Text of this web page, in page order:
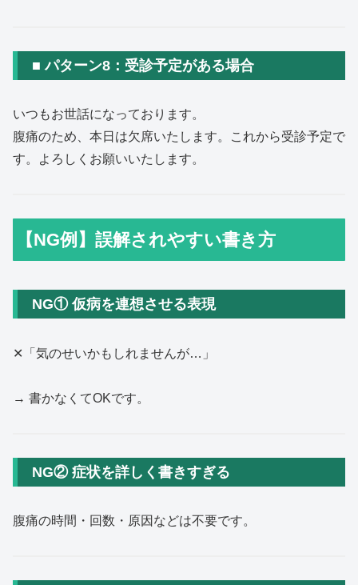
■ パターン8：受診予定がある場合
いつもお世話になっております。
腹痛のため、本日は欠席いたします。これから受診予定で
す。よろしくお願いいたします。
【NG例】誤解されやすい書き方
NG① 仮病を連想させる表現
✕「気のせいかもしれませんが…」
→ 書かなくてOKです。
NG② 症状を詳しく書きすぎる
腹痛の時間・回数・原因などは不要です。